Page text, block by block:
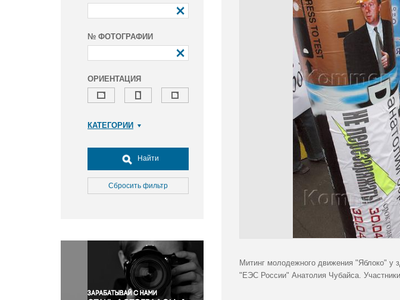
№ ФОТОГРАФИИ
ОРИЕНТАЦИЯ
КАТЕГОРИИ
Досуг, туризм и отдых
Культура
Медицина
Окружающая среда
Политика
Правосудие
Происшествия и конфликты
Найти
Сбросить фильтр
Митинг молодежного движения "Яблоко"
"ЕЭС России" Анатолия Чубайса.